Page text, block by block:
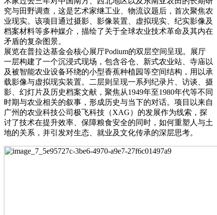
究与田野调查，这是艺术家继工业、物流议题后，首次聚焦农
业现实。该项目通过摄影、影像装置、虚拟现实、纪实影像及
档案材料等多种媒介，描绘了关于全球农业技术革命及其内在
矛盾的复杂图景。
展览在普拉达基金会核心展厅Podium的双层空间呈现。展厅
一层构建了一个沉浸式现场，包含谷仓、新式农业站、寺庙以
及被智能农业设备环绕的小型香蕉种植园等空间结构，用以承
载影像与虚拟现实装置。二层则呈现一系列纪录片、访谈、摄
影、幻灯片及历史档案文献，聚焦从1949年至1980年代等不同
时期与农业相关的叙事，形成历史与当下的对话。项目以来自
广州的农业科技公司极飞科技（XAG）的发展作为线索，探
讨了技术在提升效率、保障粮食安全的同时，如何重塑人与土
地的关系，并引发对生态、就业及文化传承的深层思考。